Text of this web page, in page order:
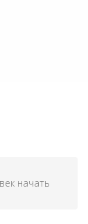
начать